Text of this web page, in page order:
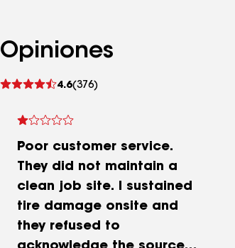
Opiniones
4.6(376)
Ver
Poor customer service.
They did not maintain a
clean job site. I sustained
tire damage onsite and
they refused to